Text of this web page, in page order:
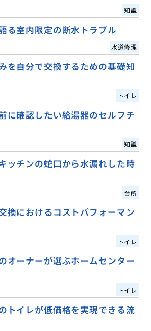
知識
る室内限定の断水トラブル
水道修理
を自分で交換するための基礎知
トイレ
に確認したい給湯器のセルフチ
知識
ッチンの蛇口から水漏れした時
台所
換におけるコストパフォーマン
トイレ
オーナーが選ぶホームセンター
トイレ
トイレが低価格を実現できる流